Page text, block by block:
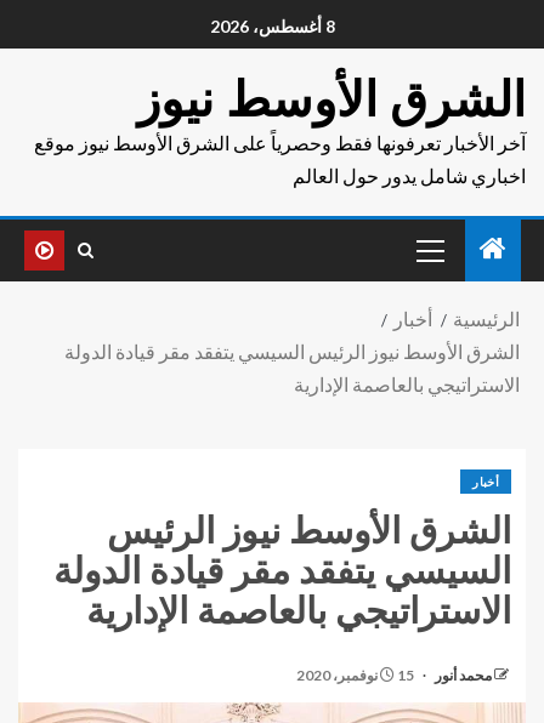
8 أغسطس، 2026
الشرق الأوسط نيوز
آخر الأخبار تعرفونها فقط وحصرياً على الشرق الأوسط نيوز موقع
اخباري شامل يدور حول العالم
الرئيسية
أخبار
الشرق الأوسط نيوز الرئيس السيسي يتفقد مقر قيادة الدولة
الاستراتيجي بالعاصمة الإدارية
أخبار
الشرق الأوسط نيوز الرئيس
السيسي يتفقد مقر قيادة الدولة
الاستراتيجي بالعاصمة الإدارية
محمد أنور 15 نوفمبر، 2020